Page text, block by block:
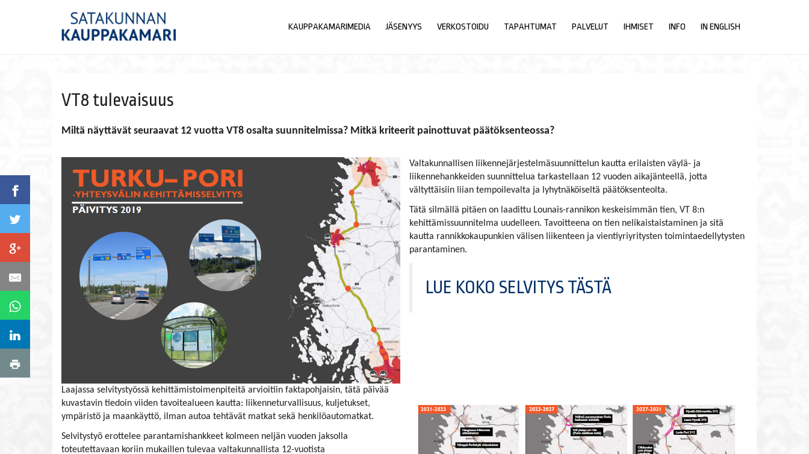
KAUPPAKAMARIMEDIA JÄSENYYS VERKOSTOIDU TAPAHTUMAT PALVELUT IHMISET INFO IN ENGLISH
VT8 tulevaisuus
Miltä näyttävät seuraavat 12 vuotta VT8 osalta suunnitelmissa? Mitkä kriteerit painottuvat päätöksenteossa?
Valtakunnallisen liikennejärjestelmäsuunnittelun kautta erilaisten väylä- ja
liikennehankkeiden suunnittelua tarkastellaan 12 vuoden aikajänteellä, jotta
vältyttäisiin liian tempoilevalta ja lyhytnäköiseltä päätöksenteolta.
Tätä silmällä pitäen on laadittu Lounais-rannikon keskeisimmän tien, VT 8:n
kehittämissuunnitelma uudelleen. Tavoitteena on tien nelikaistaistaminen ja sitä
kautta rannikkokaupunkien välisen liikenteen ja vientiyriyritysten toimintaedellytysten
parantaminen.
LUE KOKO SELVITYS TÄSTÄ
Laajassa selvitystyössä kehittämistoimenpiteitä arvioitiin faktapohjaisin, tätä päivää
kuvastavin tiedoin viiden tavoitealueen kautta: liikenneturvallisuus, kuljetukset,
ympäristö ja maankäyttö, ilman autoa tehtävät matkat sekä henkilöautomatkat.
Selvitystyö erottelee parantamishankkeet kolmeen neljän vuoden jaksolla
toteutettavaan koriin mukaillen tulevaa valtakunnallista 12-vuotista